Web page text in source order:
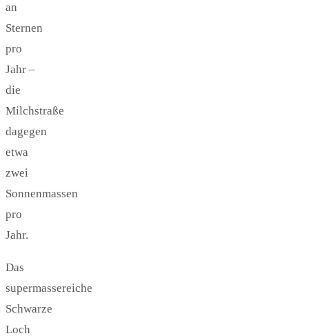
an
Sternen
pro
Jahr –
die
Milchstraße
dagegen
etwa
zwei
Sonnenmassen
pro
Jahr.
Das
supermassereiche
Schwarze
Loch